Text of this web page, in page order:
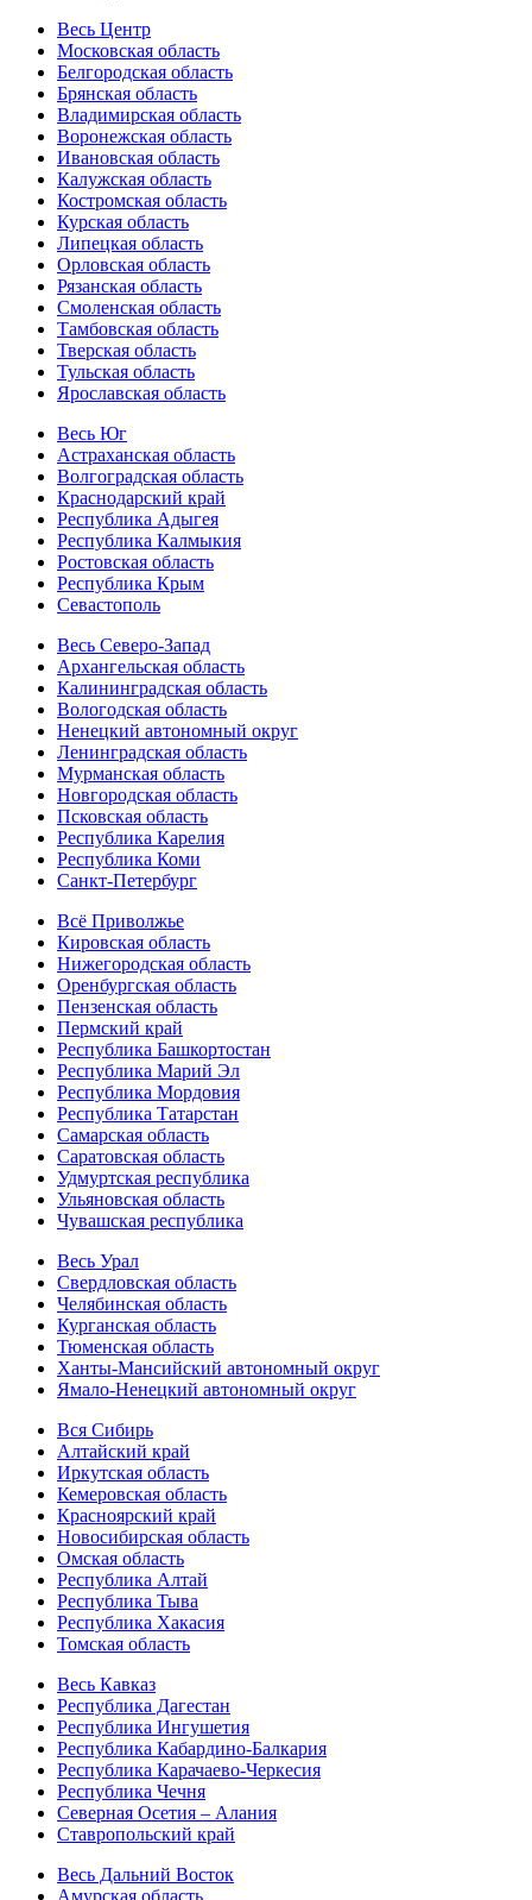
Весь Центр
Московская область
Белгородская область
Брянская область
Владимирская область
Воронежская область
Ивановская область
Калужская область
Костромская область
Курская область
Липецкая область
Орловская область
Рязанская область
Смоленская область
Тамбовская область
Тверская область
Тульская область
Ярославская область
Весь Юг
Астраханская область
Волгоградская область
Краснодарский край
Республика Адыгея
Республика Калмыкия
Ростовская область
Республика Крым
Севастополь
Весь Северо-Запад
Архангельская область
Калининградская область
Вологодская область
Ненецкий автономный округ
Ленинградская область
Мурманская область
Новгородская область
Псковская область
Республика Карелия
Республика Коми
Санкт-Петербург
Всё Приволжье
Кировская область
Нижегородская область
Оренбургская область
Пензенская область
Пермский край
Республика Башкортостан
Республика Марий Эл
Республика Мордовия
Республика Татарстан
Самарская область
Саратовская область
Удмуртская республика
Ульяновская область
Чувашская республика
Весь Урал
Свердловская область
Челябинская область
Курганская область
Тюменская область
Ханты-Мансийский автономный округ
Ямало-Ненецкий автономный округ
Вся Сибирь
Алтайский край
Иркутская область
Кемеровская область
Красноярский край
Новосибирская область
Омская область
Республика Алтай
Республика Тыва
Республика Хакасия
Томская область
Весь Кавказ
Республика Дагестан
Республика Ингушетия
Республика Кабардино-Балкария
Республика Карачаево-Черкесия
Республика Чечня
Северная Осетия – Алания
Ставропольский край
Весь Дальний Восток
Амурская область